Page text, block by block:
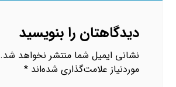
دیدگاهتان را بنویسید
نشانی ایمیل شما منتشر نخواهد شد.
موردنیاز علامت‌گذاری شده‌اند*